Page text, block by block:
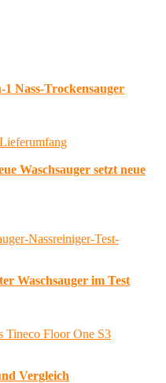
Nass-Trockensauger
Waschsauger setzt neue
Waschsauger im Test
Vergleich